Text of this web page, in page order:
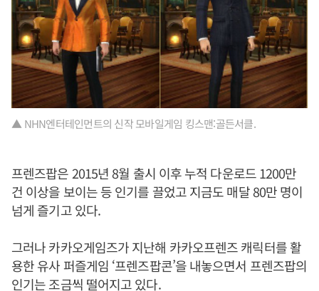
▲ NHN엔터테인먼트의 신작 모바일게임 킹스맨:골든서클.
프렌즈팝은 2015년 8월 출시 이후 누적 다운로드 1200만
건 이상을 보이는 등 인기를 끌었고 지금도 매달 80만 명이
넘게 즐기고 있다.
그러나 카카오게임즈가 지난해 카카오프렌즈 캐릭터를 활
용한 유사 퍼즐게임 ‘프렌즈팝콘’을 내놓으면서 프렌즈팝의
인기는 조금씩 떨어지고 있다.